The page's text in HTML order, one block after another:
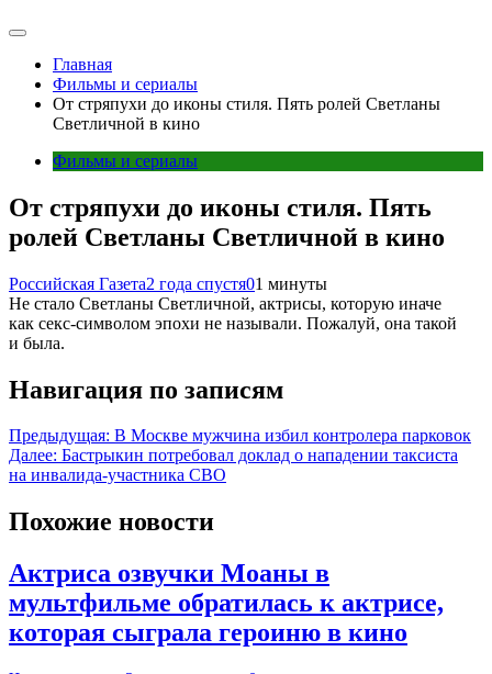
Главная
Фильмы и сериалы
От стряпухи до иконы стиля. Пять ролей Светланы
Светличной в кино
Фильмы и сериалы
От стряпухи до иконы стиля. Пять
ролей Светланы Светличной в кино
Российская Газета2 года спустя01 минуты
Не стало Светланы Светличной, актрисы, которую иначе
как секс-символом эпохи не называли. Пожалуй, она такой
и была.
Навигация по записям
Предыдущая: В Москве мужчина избил контролера парковок
Далее: Бастрыкин потребовал доклад о нападении таксиста
на инвалида-участника СВО
Похожие новости
Актриса озвучки Моаны в
мультфильме обратилась к актрисе,
которая сыграла героиню в кино